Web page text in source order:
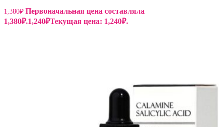
1,380₽ Первоначальная цена составляла
1,380₽.1,240₽Текущая цена: 1,240₽.